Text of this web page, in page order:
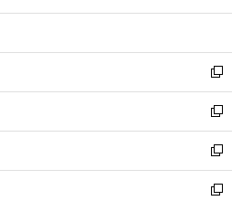
開
ウ
開
く
ン
ウ
で
開
く
ウ
ン
ド
ウ
で
開
く
し
ウ
ィ
ン
ド
ウ
で
開
く
新
し
い
ウ
ィ
ン
ド
新
し
い
ウ
ィ
新
し
い
新